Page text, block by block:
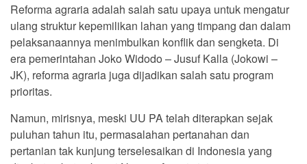
Reforma agraria adalah salah satu upaya untuk mengatur
ulang struktur kepemilikan lahan yang timpang dan dalam
pelaksanaannya menimbulkan konflik dan sengketa. Di
era pemerintahan Joko Widodo – Jusuf Kalla (Jokowi –
JK), reforma agraria juga dijadikan salah satu program
prioritas.
Namun, mirisnya, meski UU PA telah diterapkan sejak
puluhan tahun itu, permasalahan pertanahan dan
pertanian tak kunjung terselesaikan di Indonesia yang